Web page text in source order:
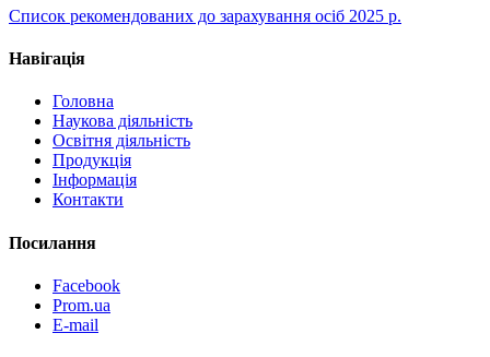
Список рекомендованих до зарахування осіб 2025 р.
Навігація
Головна
Наукова діяльність
Освітня діяльність
Продукція
Iнформацiя
Контакти
Посилання
Facebook
Prom.ua
E-mail